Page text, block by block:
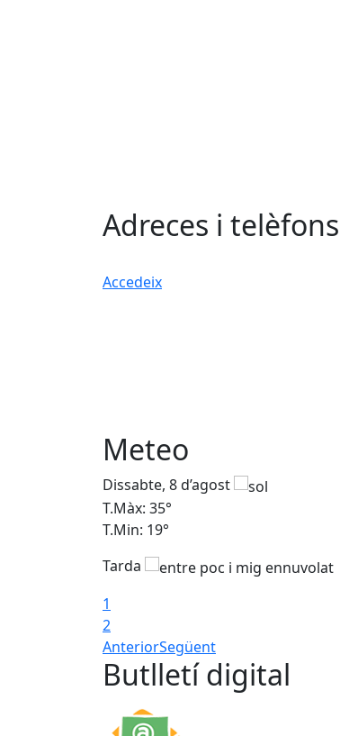
Adreces i telèfons
Accedeix
Meteo
Dissabte, 8 d’agost
T.Màx: 35°
T.Min: 19°
Tarda
1
2
AnteriorSegüent
Butlletí digital